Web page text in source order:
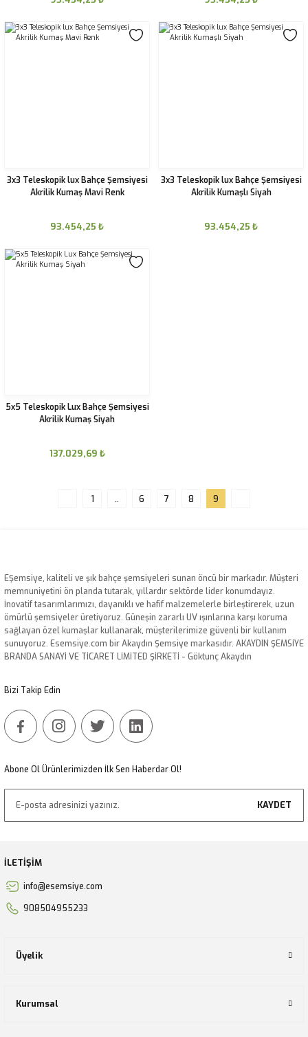
3x3 Teleskopik lux Bahçe Şemsiyesi
Akrilik Kumaş Mavi Renk
93.454,25 ₺
3x3 Teleskopik lux Bahçe Şemsiyesi
Akrilik Kumaşlı Siyah
93.454,25 ₺
5x5 Teleskopik Lux Bahçe Şemsiyesi
Akrilik Kumaş Siyah
137.029,69 ₺
1 .. 6 7 8 9
EŞemsiye, kaliteli ve şık bahçe şemsiyeleri sunan öncü bir markadır. Müşteri
memnuniyetini ön planda tutarak, yıllardır sektörde lider konumdayız.
İnovatif tasarımlarımızı, dayanıklı ve hafif malzemelerle birleştirerek, uzun
ömürlü şemsiyeler üretiyoruz. Güneşin zararlı UV ışınlarına karşı koruma
sağlayan özel kumaşlar kullanarak, müşterilerimize güvenli bir kullanım
sunuyoruz. Esemsiye.com bir Akaydın Şemsiye markasıdır. AKAYDIN ŞEMSİYE
BRANDA SANAYİ VE TİCARET LİMİTED ŞİRKETİ - Göktunç Akaydın
Bizi Takip Edin
Abone Ol Ürünlerimizden İlk Sen Haberdar Ol!
KAYDET
İLETİŞİM
info@esemsiye.com
908504955233
Üyelik
Kurumsal